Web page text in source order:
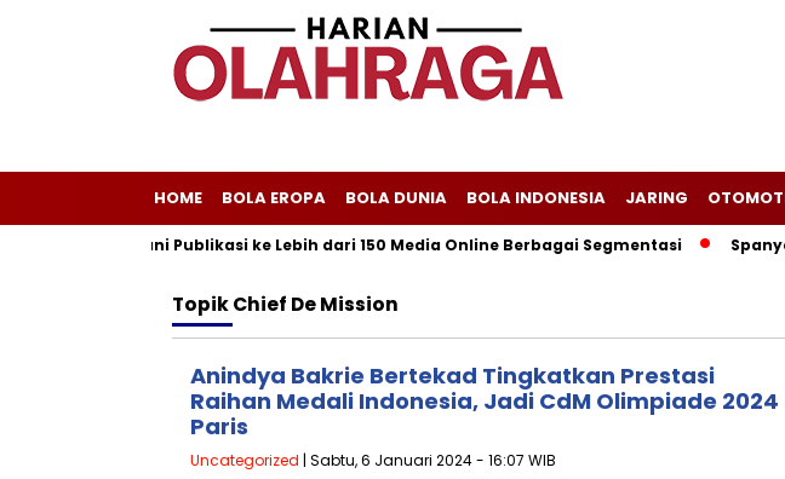
HOME BOLA EROPA BOLA DUNIA BOLA INDONESIA JARING
Melayani Publikasi ke Lebih dari 150 Media Online Berbagai Segmentasi Spanyol
TopikChief De Mission
Anindya Bakrie Bertekad Tingkatkan Prestasi
Raihan Medali Indonesia, Jadi CdM Olimpiade 2024
Paris
Uncategorized | Sabtu, 6 Januari 2024 - 16:07 WIB